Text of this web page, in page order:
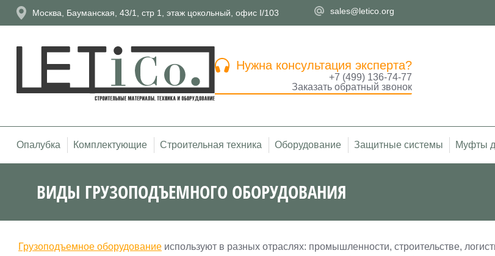
Москва, Бауманская, 43/1, стр 1, этаж цокольный, офис I/103 sales@letico.org
Нужна консультация эксперта?
+7 (499) 136-74-77
Заказать обратный звонок
Опалубка Комплектующие Строительная техника Оборудование Защитные системы Муфты
ВИДЫ ГРУЗОПОДЪЕМНОГО ОБОРУДОВАНИЯ
Грузоподъемное оборудование используют в разных отраслях: промышленности, строительстве,